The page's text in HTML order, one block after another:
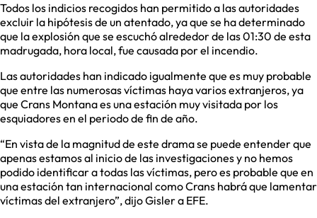
Todos los indicios recogidos han permitido a las autoridades
excluir la hipótesis de un atentado, ya que se ha determinado
que la explosión que se escuchó alrededor de las 01:30 de esta
madrugada, hora local, fue causada por el incendio.
Las autoridades han indicado igualmente que es muy probable
que entre las numerosas víctimas haya varios extranjeros, ya
que Crans Montana es una estación muy visitada por los
esquiadores en el periodo de fin de año.
“En vista de la magnitud de este drama se puede entender que
apenas estamos al inicio de las investigaciones y no hemos
podido identificar a todas las víctimas, pero es probable que en
una estación tan internacional como Crans habrá que lamentar
víctimas del extranjero”, dijo Gisler a EFE.